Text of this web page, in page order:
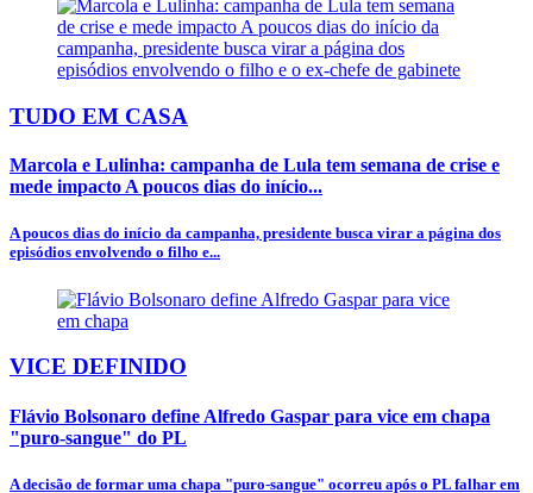
TUDO EM CASA
Marcola e Lulinha: campanha de Lula tem semana de crise e
mede impacto A poucos dias do início...
A poucos dias do início da campanha, presidente busca virar a página dos
episódios envolvendo o filho e...
VICE DEFINIDO
Flávio Bolsonaro define Alfredo Gaspar para vice em chapa
"puro-sangue" do PL
A decisão de formar uma chapa "puro-sangue" ocorreu após o PL falhar em